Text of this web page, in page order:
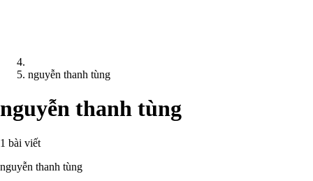
nguyễn thanh tùng
nguyễn thanh tùng
1 bài viết
nguyễn thanh tùng